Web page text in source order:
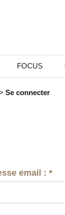
FOCUS
Se connecter
email :*